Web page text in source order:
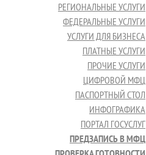
РЕГИОНАЛЬНЫЕ УСЛУГИ
ФЕДЕРАЛЬНЫЕ УСЛУГИ
УСЛУГИ ДЛЯ БИЗНЕСА
ПЛАТНЫЕ УСЛУГИ
ПРОЧИЕ УСЛУГИ
ЦИФРОВОЙ МФЦ
ПАСПОРТНЫЙ СТОЛ
ИНФОГРАФИКА
ПОРТАЛ ГОСУСЛУГ
ПРЕДЗАПИСЬ В МФЦ